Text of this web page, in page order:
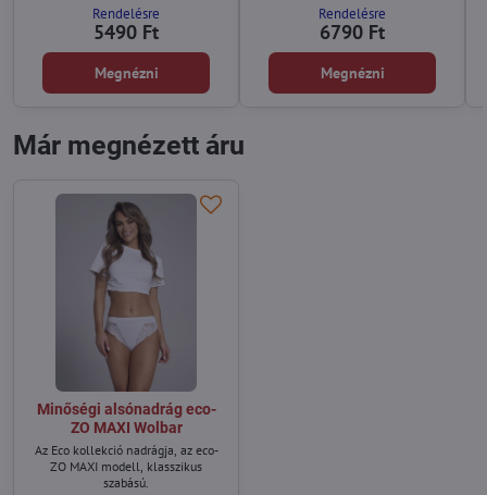
Rendelésre
5490 Ft
Megnézni
Rendelésre
6790 Ft
Megnézni
Már megnézett áru
Minőségi alsónadrág eco-
ZO MAXI Wolbar
Az Eco kollekció nadrágja, az eco-
ZO MAXI modell, klasszikus
szabású.